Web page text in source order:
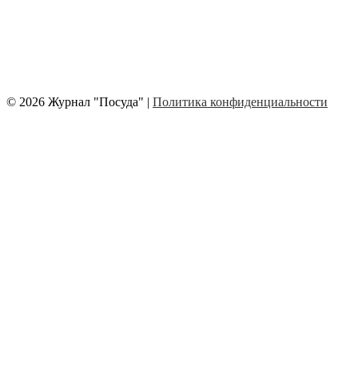
© 2026 Журнал "Посуда" | Политика конфиденциальности